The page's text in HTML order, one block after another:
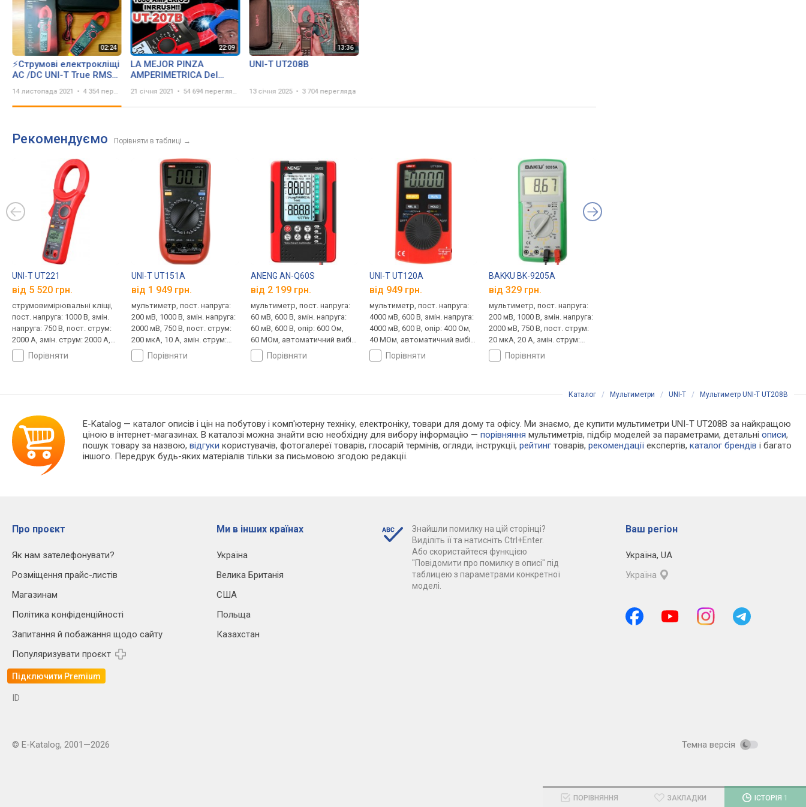
⚡Струмові електрокліщі
АС /DC UNI-T True RMS
14 листопада 2021 4 354 перегляда
LA MEJOR PINZA
AMPERIMETRICA Del
electricistas Industriales
UT207B⚡ CALIDAD
21 січня 2021 54 694 перегляда
UNI-T UT208B
13 січня 2025 3 704 перегляда
Рекомендуємо Порівняти в таблиці →
UNI-T UT221
від 5 520 грн.
струмовимірювальні кліщі,
пост. напруга: 1000 В, змін.
напруга: 750 В, пост. струм:
2000 А, змін. струм: 2000 А,
опір: 660 Ом, 66 МОм,
автоматичний вибір
порівняти
UNI-T UT151A
від 1 949 грн.
мультиметр, пост. напруга:
200 мВ, 1000 В, змін. напруга:
2000 мВ, 750 В, пост. струм:
200 мкА, 10 А, змін. струм:
200 мкА, 10 А, опір: 200 Ом,
200 МОм
порівняти
ANENG AN-Q60S
від 2 199 грн.
мультиметр, пост. напруга:
60 мВ, 600 В, змін. напруга:
60 мВ, 600 В, опір: 600 Ом,
60 МОм, автоматичний вибір
діапазону, true RMS, NCV
порівняти
UNI-T UT120A
від 949 грн.
мультиметр, пост. напруга:
4000 мВ, 600 В, змін. напруга:
4000 мВ, 600 В, опір: 400 Ом,
40 МОм, автоматичний вибір
діапазонупорівняти
BAKKU BK-9205A
від 329 грн.
мультиметр, пост. напруга:
200 мВ, 1000 В, змін. напруга:
2000 мВ, 750 В, пост. струм:
20 мкА, 20 А, змін. струм:
20 А, опір: 200 Ом, 20 МОм,
перевірка транзистора
порівняти
Каталог / Мультиметри / UNI-T / Мультиметр UNI-T UT208B
E-Katalog — каталог описів і цін на побутову і комп'ютерну техніку, електроніку, товари для дому та офісу. Ми знаємо, де купити мультиметри UNI-T UT208B за найкращою
ціною в інтернет-магазинах. В каталозі можна знайти всю необхідну для вибору інформацію —порівняння мультиметрів, підбір моделей за параметрами, детальніописи,
пошук товару за назвою,відгуки користувачів, фотогалереї товарів, глосарій термінів, огляди, інструкції,рейтинг товарів,рекомендації експертів,каталог брендів і багато
іншого. Передрук будь-яких матеріалів тільки за письмовою згодою редакції.
Про проєкт
Як нам зателефонувати?
Розміщення прайс-листів
Магазинам
Політика конфіденційності
Запитання й побажання щодо сайту
Популяризувати проєкт
Підключити Premium
Ми в інших країнах
Україна
Велика Британія
США
Польща
Казахстан
Знайшли помилку на цій сторінці?
Виділіть її та натисніть Ctrl+Enter.
Або скористайтеся функцією
"Повідомити про помилку в описі" під
таблицею з параметрами конкретної
моделі.
Ваш регіон
Україна, UA
Україна
ID
© E-Katalog, 2001—2026 Темна версія
ПОРІВНЯННЯ ЗАКЛАДКИ ІСТОРІЯ 1